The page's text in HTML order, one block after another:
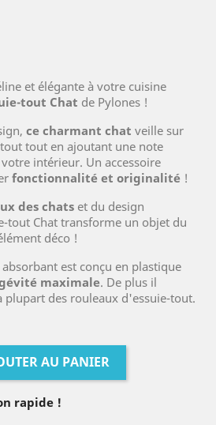
et élégante à votre cuisine
tout Chat de Pylones !
ce charmant chat veille sur
tout en ajoutant une note
intérieur. Un accessoire
fonctionnalité et originalité !
des chats et du design
tout Chat transforme un objet du
déco !
est conçu en plastique
maximale. De plus il
plupart des rouleaux d'essuie-tout.
AU PANIER
rapide !